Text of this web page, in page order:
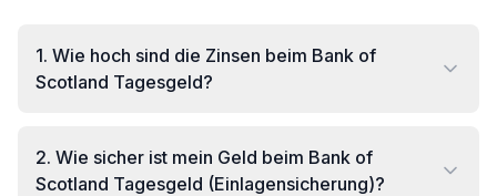
1. Wie hoch sind die Zinsen beim Bank of
Scotland Tagesgeld?
2. Wie sicher ist mein Geld beim Bank of
Scotland Tagesgeld (Einlagensicherung)?